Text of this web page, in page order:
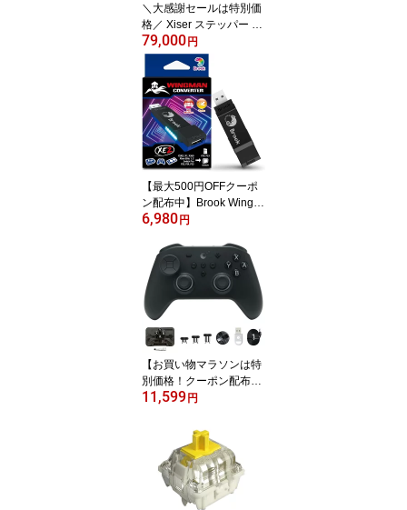
＼大感謝セールは特別価
格／ Xiser ステッパー Pr
o Trainer エクサー ステ
ッパー 静音 ウォーキン
グマシン 踏み台昇降 5年
保証 フロアマット 日本
語説明書付き シルバー
【Xiser認定正規販売店】
79,000円
【最大500円OFFクーポ
ン配布中】Brook Wingm
an XE2 ウィングマンコ
Switch Pro スイッチ NIN
TENDO 任天堂 ゲーム機
に対応 PS5 XBox Series
X|S コントローラー用 無
線アダプター コントロー
ラーコンバーター ターボ
とリマッピング 公式正規
品 送料無料
6,980円
【お買い物マラソンは特
別価格！クーポン配布
中】GuliKit TT Max コン
R磁気スティック 720°テ
ンション調整 Switch2 S
witch PC Android iOS対
応 TTMax ゲームパッド
【ブラック】送料無料
11,599円